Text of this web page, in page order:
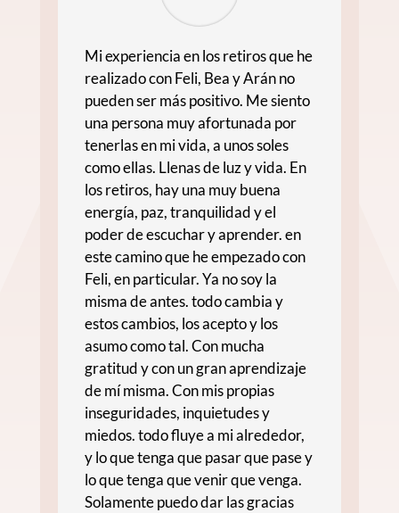
Mi experiencia en los retiros que he
realizado con Feli, Bea y Arán no
pueden ser más positivo. Me siento
una persona muy afortunada por
tenerlas en mi vida, a unos soles
como ellas. Llenas de luz y vida. En
los retiros, hay una muy buena
energía, paz, tranquilidad y el
poder de escuchar y aprender. en
este camino que he empezado con
Feli, en particular. Ya no soy la
misma de antes. todo cambia y
estos cambios, los acepto y los
asumo como tal. Con mucha
gratitud y con un gran aprendizaje
de mí misma. Con mis propias
inseguridades, inquietudes y
miedos. todo fluye a mi alrededor,
y lo que tenga que pasar que pase y
lo que tenga que venir que venga.
Solamente puedo dar las gracias